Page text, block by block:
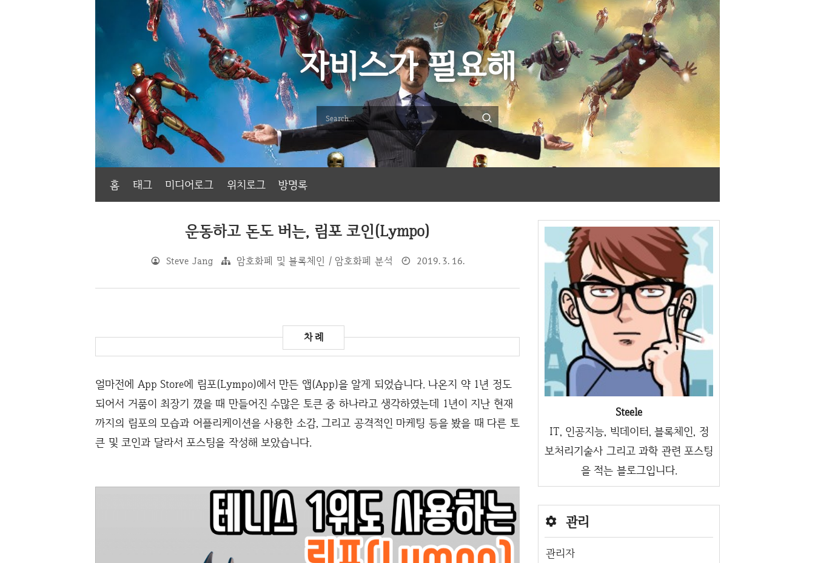
자비스가 필요해
홈 태그 미디어로그 위치로그 방명록
운동하고 돈도 버는, 림포 코인(Lympo)
Steve Jang 암호화폐 및 블록체인 / 암호화폐 분석 2019. 3. 16.
얼마전에 App Store에 림포(Lympo)에서 만든 앱(App)을 알게 되었습니다. 나온지 약 1년 정도
되어서 거품이 최장기 꼈을 때 만들어진 수많은 토큰 중 하나라고 생각하였는데 1년이 지난 현재
까지의 림포의 모습과 어플리케이션을 사용한 소감, 그리고 공격적인 마케팅 등을 봤을 때 다른 토
큰 및 코인과 달라서 포스팅을 작성해 보았습니다.
Steele
IT, 인공지능, 빅데이터, 블록체인, 정
보처리기술사 그리고 과학 관련 포스팅
을 적는 블로그입니다.
관리
관리자